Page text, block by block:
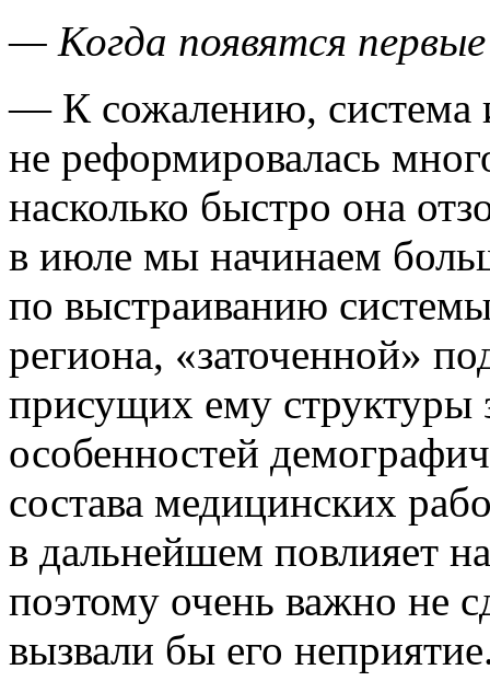
— Когда появятся
— К сожалению, система
не реформировалась
насколько быстро она
в июле мы начинаем
по выстраиванию
региона, «заточенной»
присущих ему структуры
особенностей
состава медицинских
в дальнейшем повлияет
поэтому очень важно не
вызвали бы его